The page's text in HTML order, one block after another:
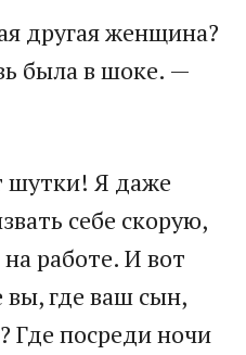
другая женщина?
была в шоке. —
шутки! Я даже
себе скорую,
работе. И вот
вы, где ваш сын,
Где посреди ночи